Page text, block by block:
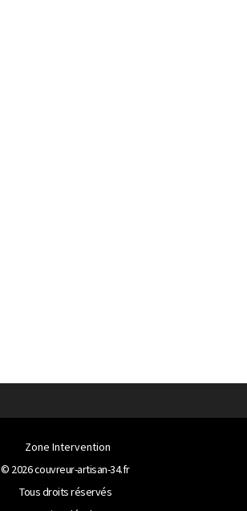
Zone Intervention
© 2026couvreur-artisan-34.fr
Tous droits réservés